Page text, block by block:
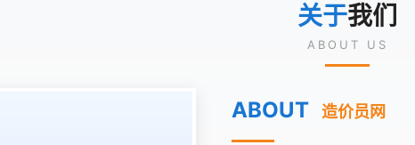
关于我们
ABOUT US
ABOUT 造价员网